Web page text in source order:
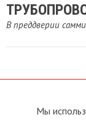
В преддверии
О сайтеМы